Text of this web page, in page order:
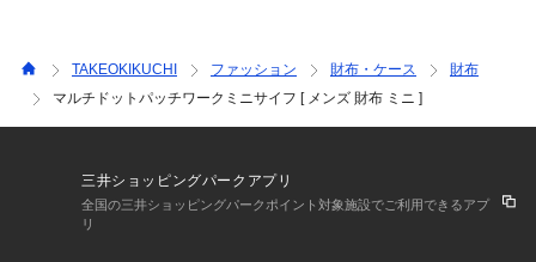
TAKEOKIKUCHI ファッション 財布・ケース
財布
マルチドットパッチワークミニサイフ [ メンズ 財布 ミニ ]
三井ショッピングパークアプリ
全国の三井ショッピングパークポイント対象施設でご利用できるアプ
リ